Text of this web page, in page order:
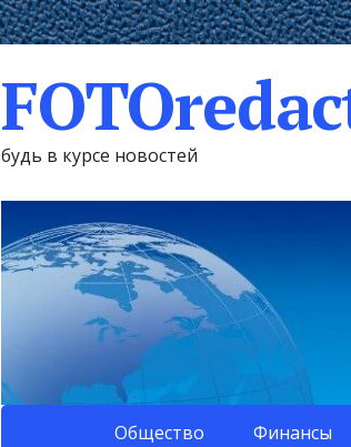
будь в курсе новостей
Общество Финансы